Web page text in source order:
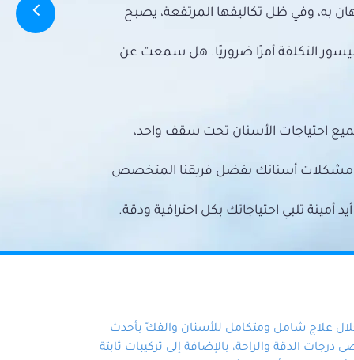
به، وفي ظل تكاليفها المرتفعة، يصبح
التكلفة أمرًا ضروريًا. هل سمعت عن
احتياجات الأسنان تحت سقف واحد،
مشكلات أسنانك بفضل فريقنا المتخصص
تلبي احتياجاتك بكل احترافية ودقة.
علاج شامل ومتكامل للأسنان والفكّ بأحدث
الدقة والراحة، بالإضافة إلى تركيبات ثابتة